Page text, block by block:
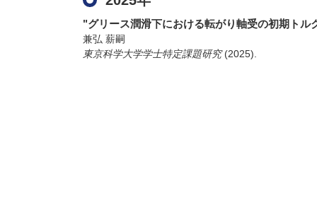
"グリース潤滑下における転がり軸受の初期トル
兼弘 薪嗣
東京科学大学学士特定課題研究 (2025)